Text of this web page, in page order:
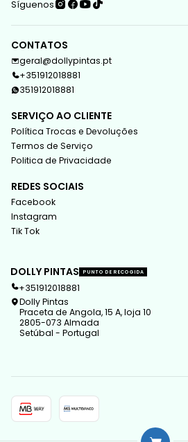
Síguenos
CONTATOS
geral@dollypintas.pt
+351912018881
351912018881
SERVIÇO AO CLIENTE
Política Trocas e Devoluções
Termos de Serviço
Politica de Privacidade
REDES SOCIAIS
Facebook
Instagram
Tik Tok
DOLLY PINTAS PUNTO DE RECOGIDA
+351912018881
Dolly Pintas
Praceta de Angola, 15 A, loja 10
2805-073 Almada
Setúbal - Portugal